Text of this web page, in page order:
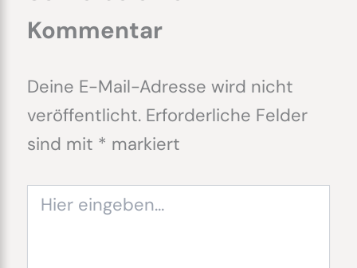
Kommentar
Deine E-Mail-Adresse wird nicht
veröffentlicht. Erforderliche Felder
sind mit * markiert
eingeben…